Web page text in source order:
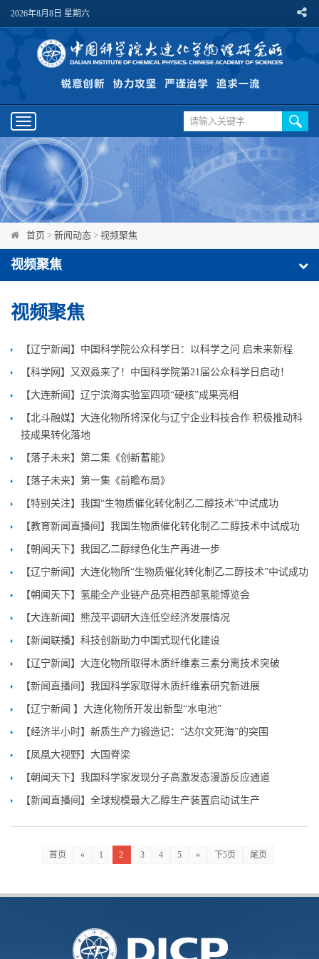
2026年8月8日 星期六
Toggle
navigation
首页 > 新闻动态 > 视频聚焦
视频聚焦
视频聚焦
【辽宁新闻】中国科学院公众科学日：以科学之问 启未来新程
【科学网】又双叒来了！中国科学院第21届公众科学日启动！
【大连新闻】辽宁滨海实验室四项“硬核”成果亮相
【北斗融媒】大连化物所将深化与辽宁企业科技合作 积极推动科
技成果转化落地
【落子未来】第二集《创新蓄能》
【落子未来】第一集《前瞻布局》
【特别关注】我国“生物质催化转化制乙二醇技术”中试成功
【教育新闻直播间】我国生物质催化转化制乙二醇技术中试成功
【朝闻天下】我国乙二醇绿色化生产再进一步
【辽宁新闻】大连化物所“生物质催化转化制乙二醇技术”中试成功
【朝闻天下】氢能全产业链产品亮相西部氢能博览会
【大连新闻】熊茂平调研大连低空经济发展情况
【新闻联播】科技创新助力中国式现代化建设
【辽宁新闻】大连化物所取得木质纤维素三素分离技术突破
【新闻直播间】我国科学家取得木质纤维素研究新进展
【辽宁新闻 】大连化物所开发出新型“水电池”
【经济半小时】新质生产力锻造记：“达尔文死海”的突围
【凤凰大视野】大国脊梁
【朝闻天下】我国科学家发现分子高激发态漫游反应通道
【新闻直播间】全球规模最大乙醇生产装置启动试生产
首页 « 1 2 3 4 5 » 下5页 尾页